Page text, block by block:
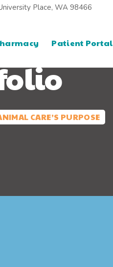
Place, WA 98466
Patient Portal
CARE’S PURPOSE